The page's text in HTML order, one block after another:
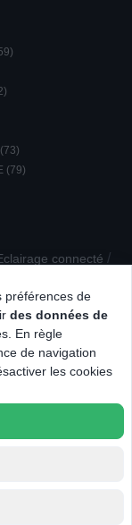
préférences de
des données de
En règle
de navigation
les cookies
(79)
connecté /
/
d'écran /
centrale
vitre /